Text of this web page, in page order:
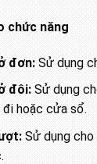
chức năng
đơn:Sử dụng
đôi:Sử dụng
hoặc cửa sổ.
Sử dụng